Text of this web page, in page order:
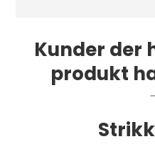
Kunder der
produkt